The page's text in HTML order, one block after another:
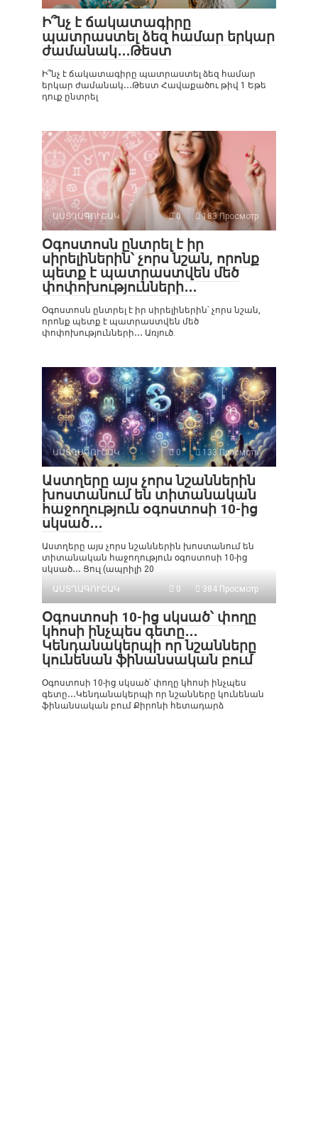
Ի՞նչ է ճակատագիրը
պատրաստել ձեզ համար երկար
ժամանակ․․․Թեստ
Ի՞նչ է ճակատագիրը պատրաստել ձեզ համար
երկար ժամանակ․․․Թեստ Հավաքածու թիվ 1 Եթե
դուք ընտրել
ԱՍՏՂԱԳՈՒՇԱԿ 0 183 Просмотр
Օգոստոսն ընտրել է իր
սիրելիներին՝ չորս նշան, որոնք
պետք է պատրաստվեն մեծ
փոփոխությունների․․․
Օգոստոսն ընտրել է իր սիրելիներին՝ չորս նշան,
որոնք պետք է պատրաստվեն մեծ
փոփոխությունների․․․ Առյուծ.
ԱՍՏՂԱԳՈՒՇԱԿ 0 133 Просмотр
Աստղերը այս չորս նշաններին
խոստանում են տիտանական
հաջողություն օգոստոսի 10-ից
սկսած․․․
Աստղերը այս չորս նշաններին խոստանում են
տիտանական հաջողություն օգոստոսի 10-ից
սկսած․․․ Ցուլ (ապրիլի 20
ԱՍՏՂԱԳՈՒՇԱԿ
0 384 Просмотр
Օգոստոսի 10-ից սկսած՝ փողը
կհոսի ինչպես գետը․․․
Կենդանակերպի որ նշանները
կունենան ֆինանսական բում
Օգոստոսի 10-ից սկսած՝ փողը կհոսի ինչպես
գետը․․․Կենդանակերպի որ նշանները կունենան
ֆինանսական բում Քիրոնի հետադարձ